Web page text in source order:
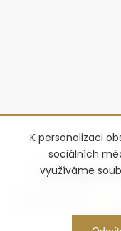
K personalizaci
sociálních
využíváme